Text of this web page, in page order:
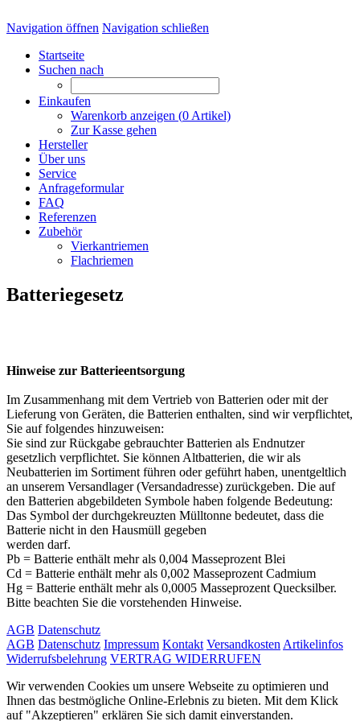
Navigation öffnen Navigation schließen
Startseite
Suchen nach
Einkaufen
Warenkorb anzeigen (0 Artikel)
Zur Kasse gehen
Hersteller
Über uns
Service
Anfrageformular
FAQ
Referenzen
Zubehör
Vierkantriemen
Flachriemen
Batteriegesetz
Hinweise zur Batterieentsorgung
Im Zusammenhang mit dem Vertrieb von Batterien oder mit der
Lieferung von Geräten, die Batterien enthalten, sind wir verpflichtet,
Sie auf folgendes hinzuweisen:
Sie sind zur Rückgabe gebrauchter Batterien als Endnutzer
gesetzlich verpflichtet. Sie können Altbatterien, die wir als
Neubatterien im Sortiment führen oder geführt haben, unentgeltlich
an unserem Versandlager (Versandadresse) zurückgeben. Die auf
den Batterien abgebildeten Symbole haben folgende Bedeutung:
Das Symbol der durchgekreuzten Mülltonne bedeutet, dass die
Batterie nicht in den Hausmüll gegeben
werden darf.
Pb = Batterie enthält mehr als 0,004 Masseprozent Blei
Cd = Batterie enthält mehr als 0,002 Masseprozent Cadmium
Hg = Batterie enthält mehr als 0,0005 Masseprozent Quecksilber.
Bitte beachten Sie die vorstehenden Hinweise.
AGB Datenschutz
AGB Datenschutz Impressum Kontakt Versandkosten Artikelinfos
Widerrufsbelehrung VERTRAG WIDERRUFEN
Wir verwenden Cookies um unsere Webseite zu optimieren und
Ihnen das bestmögliche Online-Erlebnis zu bieten. Mit dem Klick
auf "Akzeptieren" erklären Sie sich damit einverstanden.